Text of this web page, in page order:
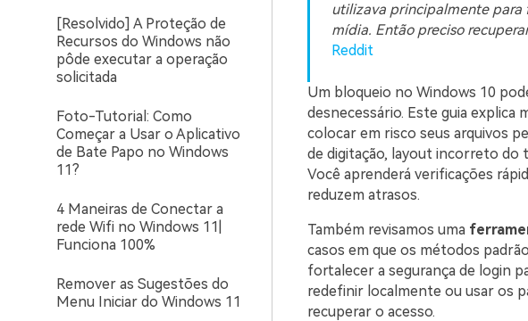
[Resolvido] A Proteção de
Recursos do Windows não
pôde executar a operação
solicitada
Foto-Tutorial: Como
Começar a Usar o Aplicativo
de Bate Papo no Windows
11?
4 Maneiras de Conectar a
rede Wifi no Windows 11|
Funciona 100%
Remover as Sugestões do
Menu Iniciar do Windows 11
utilizava principalmente para
mídia. Então preciso
Reddit
Um bloqueio no Windows 10
desnecessário. Este guia explica
colocar em risco seus arquivos
de digitação, layout incorreto do
Você aprenderá verificações
reduzem atrasos.
Também revisamos uma
casos em que os métodos
fortalecer a segurança de login
redefinir localmente ou usar os
recuperar o acesso.